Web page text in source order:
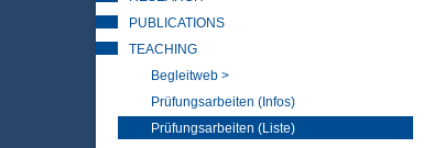
PUBLICATIONS
TEACHING
Begleitweb >
Prüfungsarbeiten (Infos)
Prüfungsarbeiten (Liste)